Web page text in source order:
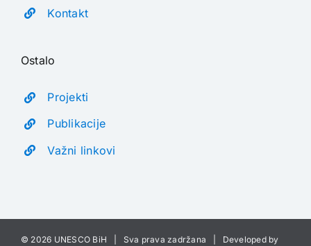
Kontakt
Ostalo
Projekti
Publikacije
Važni linkovi
© 2026 UNESCO BiH | Sva prava zadržana | Developed by